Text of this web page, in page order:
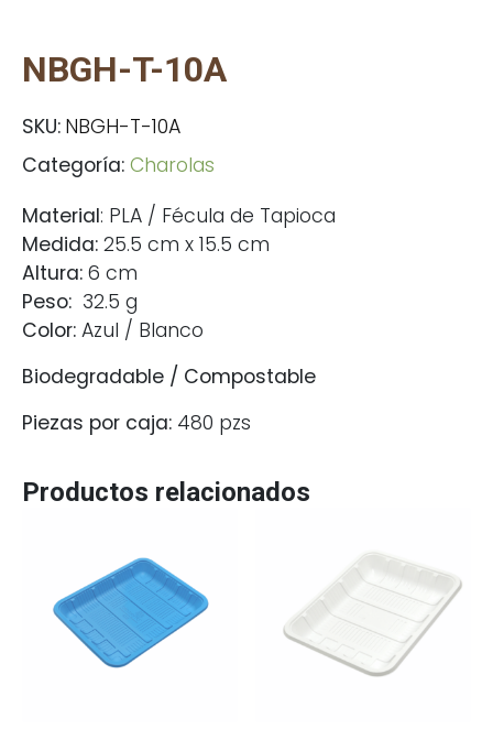
NBGH-T-10A
SKU: NBGH-T-10A
Categoría: Charolas
Material: PLA / Fécula de Tapioca
Medida: 25.5 cm x 15.5 cm
Altura: 6 cm
Peso: 32.5 g
Color: Azul / Blanco
Biodegradable / Compostable
Piezas por caja: 480 pzs
Productos relacionados